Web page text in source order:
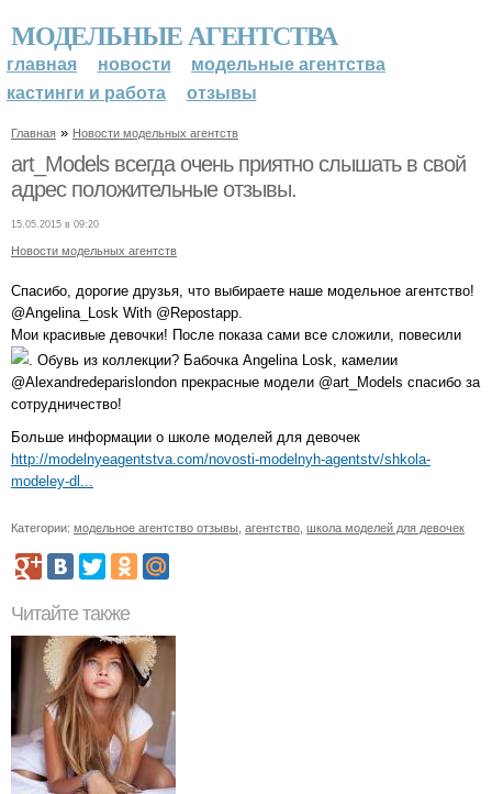
МОДЕЛЬНЫЕ АГЕНТСТВА
главная новости
модельные агентства
кастинги и работа
отзывы
Главная » Новости модельных агентств
art_Models всегда очень приятно слышать в свой
адрес положительные отзывы.
15.05.2015 в 09:20
Новости модельных агентств
Спасибо, дорогие друзья, что выбираете наше модельное агентство!
@Angelina_Losk With @Repostapp.
Мои красивые девочки! После показа сами все сложили, повесили
. Обувь из коллекции? Бабочка Angelina Losk, камелии
@Alexandredeparislondon прекрасные модели @art_Models спасибо за
сотрудничество!
Больше информации о школе моделей для девочек
http://modelnyeagentstva.com/novosti-modelnyh-agentstv/shkola-
modeley-dl...
Категории: модельное агентство отзывы агентство школа моделей для девочек
Читайте также